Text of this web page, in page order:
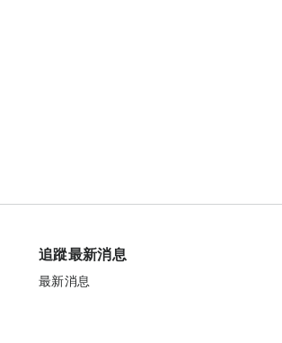
追蹤最新消息
最新消息